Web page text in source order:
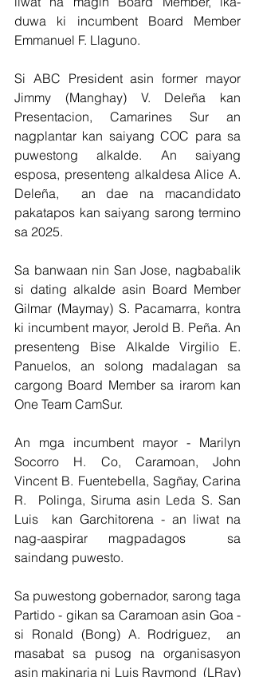
duwa ki incumbent Board Member
Emmanuel F. Llaguno.
Si ABC President asin former mayor
Jimmy (Manghay) V. Deleña kan
Presentacion, Camarines Sur an
nagplantar kan saiyang COC para sa
puwestong alkalde. An saiyang
esposa, presenteng alkaldesa Alice A.
Deleña,  an dae na macandidato
pakatapos kan saiyang sarong termino
sa 2025.
Sa banwaan nin San Jose, nagbabalik
si dating alkalde asin Board Member
Gilmar (Maymay) S. Pacamarra, kontra
ki incumbent mayor, Jerold B. Peña. An
presenteng Bise Alkalde Virgilio E.
Panuelos, an solong madalagan sa
cargong Board Member sa irarom kan
One Team CamSur.
An mga incumbent mayor - Marilyn
Socorro H. Co, Caramoan, John
Vincent B. Fuentebella, Sagñay, Carina
R.  Polinga, Siruma asin Leda S. San
Luis  kan Garchitorena - an liwat na
nag-aaspirar magpadagos  sa
saindang puwesto.
Sa puwestong gobernador, sarong taga
Partido - gikan sa Caramoan asin Goa -
si Ronald (Bong) A. Rodriguez,  an
masabat sa pusog na organisasyon
asin makinaria ni Luis Raymond  (LRay)